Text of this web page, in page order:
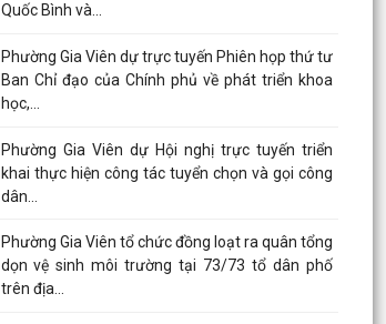
Quốc Bình và...
Phường Gia Viên dự trực tuyến Phiên họp thứ tư
Ban Chỉ đạo của Chính phủ về phát triển khoa
học,...
Phường Gia Viên dự Hội nghị trực tuyến triển
khai thực hiện công tác tuyển chọn và gọi công
dân...
Phường Gia Viên tổ chức đồng loạt ra quân tổng
dọn vệ sinh môi trường tại 73/73 tổ dân phố
trên địa...